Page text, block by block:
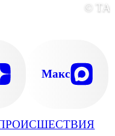
©
Макс